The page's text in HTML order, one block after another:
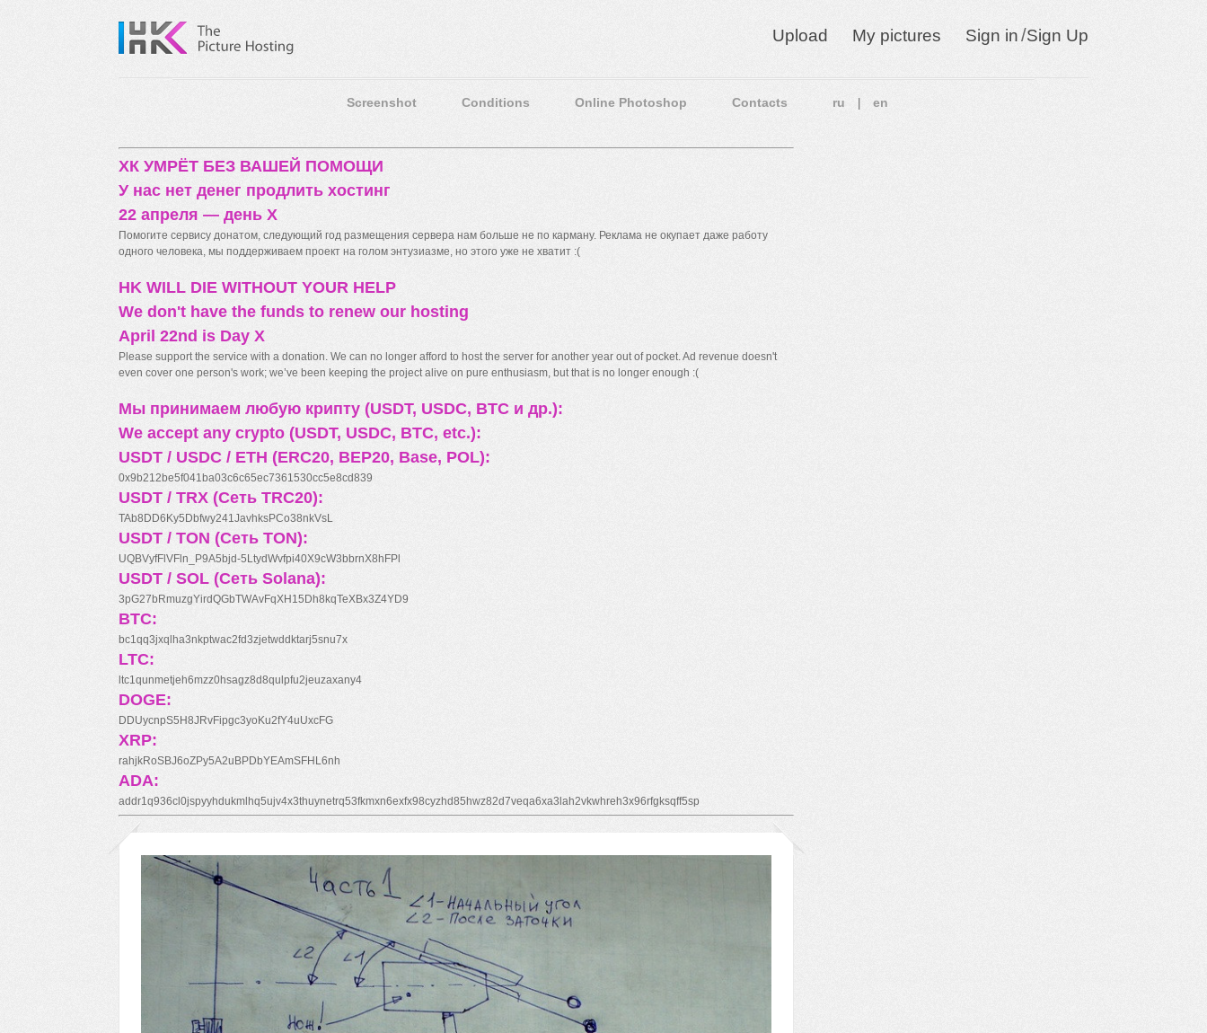
Upload My pictures Sign in/Sign Up
Screenshot Conditions Online Photoshop Contacts ru en
ХК УМРЁТ БЕЗ ВАШЕЙ ПОМОЩИ
У нас нет денег продлить хостинг
22 апреля — день X
Помогите сервису донатом, следующий год размещения сервера нам больше не по карману. Реклама не окупает даже работу
одного человека, мы поддерживаем проект на голом энтузиазме, но этого уже не хватит :(
HK WILL DIE WITHOUT YOUR HELP
We don't have the funds to renew our hosting
April 22nd is Day X
Please support the service with a donation. We can no longer afford to host the server for another year out of pocket. Ad revenue doesn't
even cover one person's work; we’ve been keeping the project alive on pure enthusiasm, but that is no longer enough :(
Мы принимаем любую крипту (USDT, USDC, BTC и др.):
We accept any crypto (USDT, USDC, BTC, etc.):
USDT / USDC / ETH (ERC20, BEP20, Base, POL):
0x9b212be5f041ba03c6c65ec7361530cc5e8cd839
USDT / TRX (Сеть TRC20):
TAb8DD6Ky5Dbfwy241JavhksPCo38nkVsL
USDT / TON (Сеть TON):
UQBVyfFlVFln_P9A5bjd-5LtydWvfpi40X9cW3bbrnX8hFPl
USDT / SOL (Сеть Solana):
3pG27bRmuzgYirdQGbTWAvFqXH15Dh8kqTeXBx3Z4YD9
BTC:
bc1qq3jxqlha3nkptwac2fd3zjetwddktarj5snu7x
LTC:
ltc1qunmetjeh6mzz0hsagz8d8qulpfu2jeuzaxany4
DOGE:
DDUycnpS5H8JRvFipgc3yoKu2fY4uUxcFG
XRP:
rahjkRoSBJ6oZPy5A2uBPDbYEAmSFHL6nh
ADA:
addr1q936cl0jspyyhdukmlhq5ujv4x3thuynetrq53fkmxn6exfx98cyzhd85hwz82d7veqa6xa3lah2vkwhreh3x96rfgksqff5sp